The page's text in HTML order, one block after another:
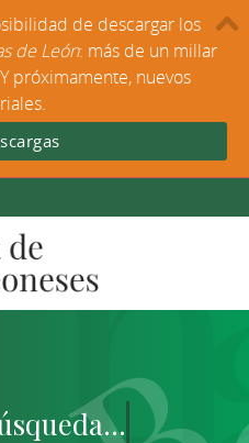
de descargar los
de León: más de un millar
próximamente, nuevos